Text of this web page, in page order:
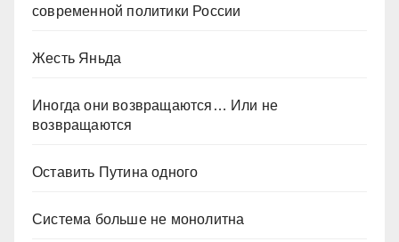
современной политики России
Жесть Яньда
Иногда они возвращаются… Или не
возвращаются
Оставить Путина одного
Система больше не монолитна